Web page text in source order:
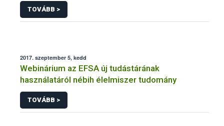
TOVÁBB >
2017. szeptember 5, kedd
Webinárium az EFSA új tudástárának
használatáról nébih élelmiszer tudomány
TOVÁBB >